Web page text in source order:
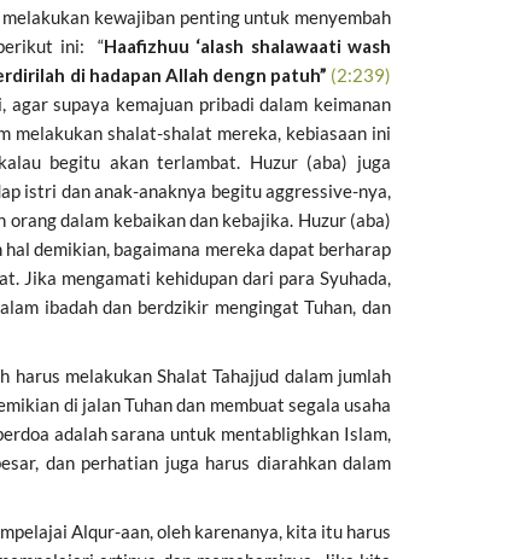
kewajiban penting untuk menyembah
ini: “Haafizhuu ‘alash shalawaati wash
di hadapan Allah dengn patuh” (2:239)
supaya kemajuan pribadi dalam keimanan
melakukan shalat-shalat mereka, kebiasaan ini
begitu akan terlambat. Huzur (aba) juga
istri dan anak-anaknya begitu aggressive-nya,
dalam kebaikan dan kebajika. Huzur (aba)
demikian, bagaimana mereka dapat berharap
Jika mengamati kehidupan dari para Syuhada,
ibadah dan berdzikir mengingat Tuhan, dan
melakukan Shalat Tahajjud dalam jumlah
di jalan Tuhan dan membuat segala usaha
adalah sarana untuk mentablighkan Islam,
dan perhatian juga harus diarahkan dalam
Alqur-aan, oleh karenanya, kita itu harus